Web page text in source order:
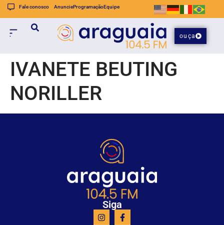
Fale conosco AnuncieProgramaçãoEquipe
ouça
IVANETE BEUTING
NORILLER
Siga